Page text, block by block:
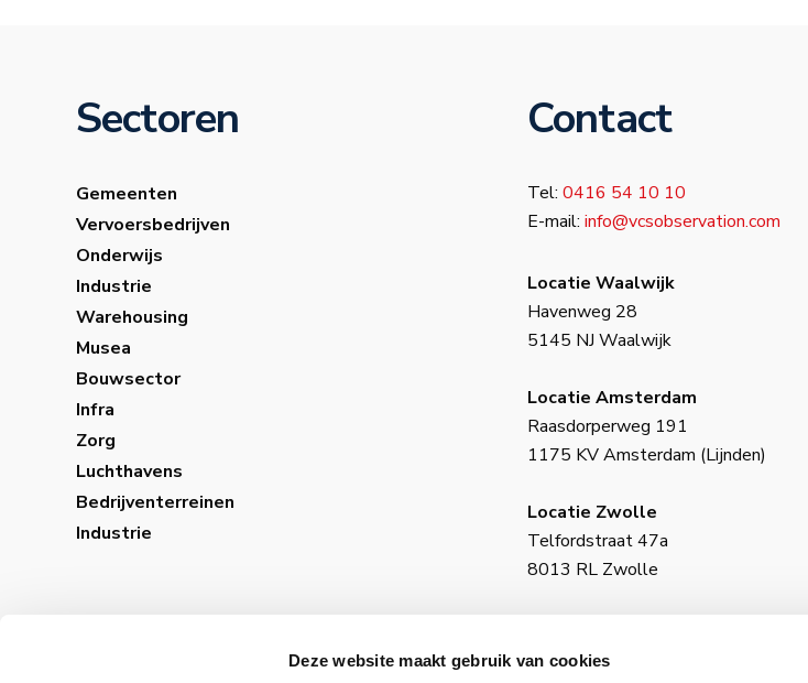
Deze website maakt gebruik van cookies
Sectoren
Gemeenten
Vervoersbedrijven
Onderwijs
Industrie
Warehousing
Musea
Bouwsector
Infra
Zorg
Luchthavens
Bedrijventerreinen
Industrie
Contact
Tel: 0416 54 10 10
E-mail: info@vcsobservation.com
Locatie Waalwijk
Havenweg 28
5145 NJ Waalwijk
Locatie Amsterdam
Raasdorperweg 191
1175 KV Amsterdam (Lijnden)
Locatie Zwolle
Telfordstraat 47a
8013 RL Zwolle
KvK-nummer: 18130973